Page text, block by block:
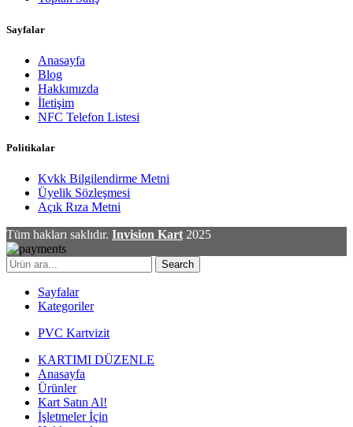
Sayfalar
Anasayfa
Blog
Hakkımızda
İletişim
NFC Telefon Listesi
Politikalar
Kvkk Bilgilendirme Metni
Üyelik Sözleşmesi
Açık Rıza Metni
Tüm hakları saklıdır. Invision Kart 2025
Search
Sayfalar
Kategoriler
PVC Kartvizit
KARTIMI DÜZENLE
Anasayfa
Ürünler
Kart Satın Al!
İşletmeler İçin